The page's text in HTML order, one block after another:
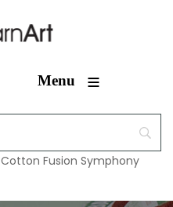
Menu ≡
Cotton Fusion Symphony